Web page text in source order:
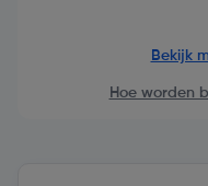
Bekijk
Hoe worden